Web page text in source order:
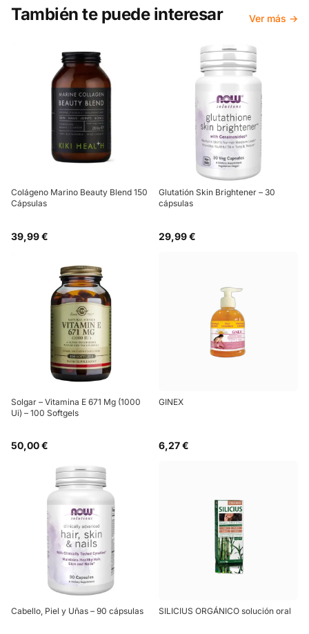
También te puede interesar Ver más →
Colágeno Marino Beauty Blend 150
Cápsulas
39,99 €
Glutatión Skin Brightener – 30
cápsulas
29,99 €
Solgar – Vitamina E 671 Mg (1000
Ui) – 100 Softgels
50,00 €
GINEX
6,27 €
Cabello, Piel y Uñas – 90 cápsulas SILICIUS ORGÁNICO solución oral